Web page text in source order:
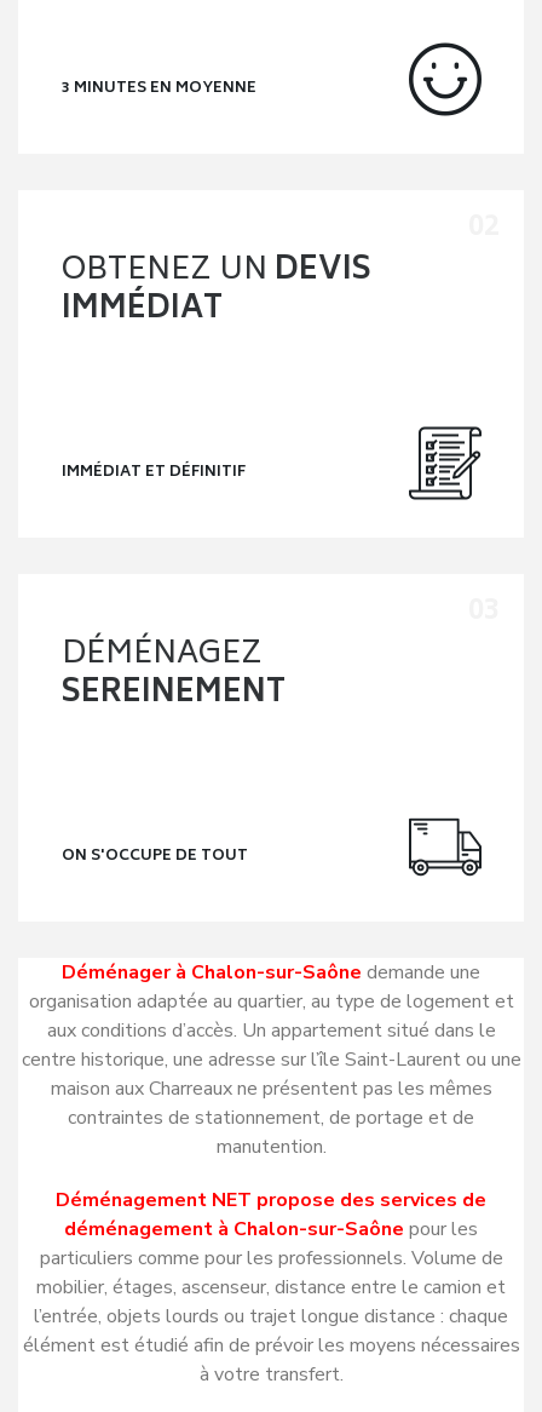
3 MINUTES EN MOYENNE
OBTENEZ UN DEVIS
IMMÉDIAT
IMMÉDIAT ET DÉFINITIF
DÉMÉNAGEZ
SEREINEMENT
ON S'OCCUPE DE TOUT
Déménager à Chalon-sur-Saône demande une
organisation adaptée au quartier, au type de logement et
aux conditions d’accès. Un appartement situé dans le
centre historique, une adresse sur l’île Saint-Laurent ou une
maison aux Charreaux ne présentent pas les mêmes
contraintes de stationnement, de portage et de
manutention.
Déménagement NET propose des services de
déménagement à Chalon-sur-Saône pour les
particuliers comme pour les professionnels. Volume de
mobilier, étages, ascenseur, distance entre le camion et
l’entrée, objets lourds ou trajet longue distance : chaque
élément est étudié afin de prévoir les moyens nécessaires
à votre transfert.